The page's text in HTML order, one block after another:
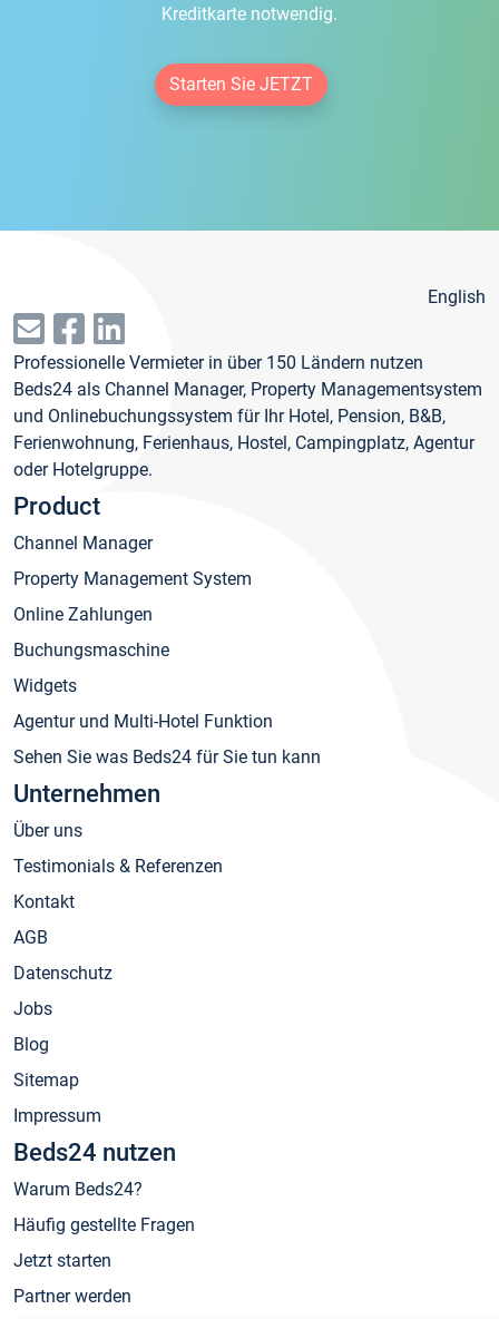
Kreditkarte notwendig.
Starten Sie JETZT
English
Professionelle Vermieter in über 150 Ländern nutzen
Beds24 als Channel Manager, Property Managementsystem
und Onlinebuchungssystem für Ihr Hotel, Pension, B&B,
Ferienwohnung, Ferienhaus, Hostel, Campingplatz, Agentur
oder Hotelgruppe.
Product
Channel Manager
Property Management System
Online Zahlungen
Buchungsmaschine
Widgets
Agentur und Multi-Hotel Funktion
Sehen Sie was Beds24 für Sie tun kann
Unternehmen
Über uns
Testimonials & Referenzen
Kontakt
AGB
Datenschutz
Jobs
Blog
Sitemap
Impressum
Beds24 nutzen
Warum Beds24?
Häufig gestellte Fragen
Jetzt starten
Partner werden